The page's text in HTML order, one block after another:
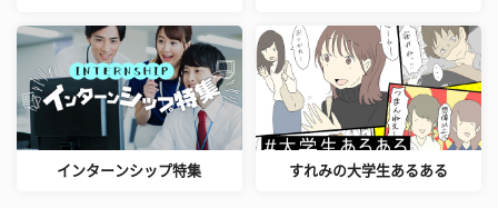
インターンシップ特集 すれみの大学生あるある